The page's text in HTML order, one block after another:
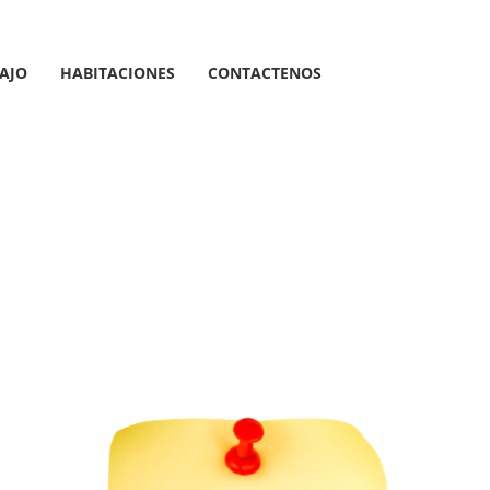
HABITACIONES CONTACTENOS